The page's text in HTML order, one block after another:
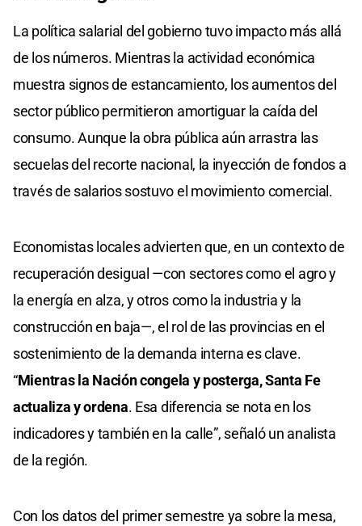
La política salarial del gobierno tuvo impacto más allá
de los números. Mientras la actividad económica
muestra signos de estancamiento, los aumentos del
sector público permitieron amortiguar la caída del
consumo. Aunque la obra pública aún arrastra las
secuelas del recorte nacional, la inyección de fondos a
través de salarios sostuvo el movimiento comercial.
Economistas locales advierten que, en un contexto de
recuperación desigual —con sectores como el agro y
la energía en alza, y otros como la industria y la
construcción en baja—, el rol de las provincias en el
sostenimiento de la demanda interna es clave.
“Mientras la Nación congela y posterga, Santa Fe
actualiza y ordena. Esa diferencia se nota en los
indicadores y también en la calle”, señaló un analista
de la región.
Con los datos del primer semestre ya sobre la mesa,